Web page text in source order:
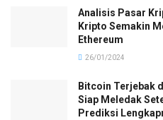
Analisis Pasar
Kripto Semakin
Ethereum
26/01/2024
Bitcoin Terjebak
Siap Meledak
Prediksi